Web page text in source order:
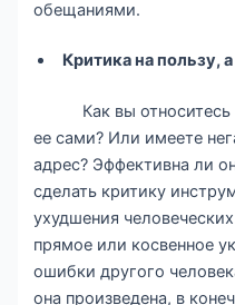
обещаниями.
Критика на пользу,
Как вы относитесь к
ее сами? Или имеете
адрес? Эффективна ли
сделать критику
ухудшения
прямое или косвенное
ошибки другого
она произведена, в